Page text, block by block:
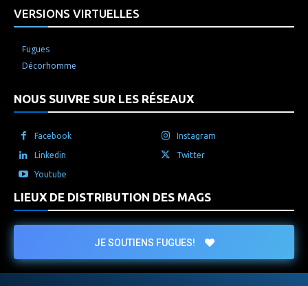
VERSIONS VIRTUELLES
Fugues
Décorhomme
NOUS SUIVRE SUR LES RÉSEAUX
Facebook Instagram
Linkedin Twitter
Youtube
LIEUX DE DISTRIBUTION DES MAGS
JE SOUTIENS FUGUES!